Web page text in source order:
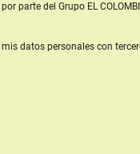
por parte del Grupo EL
datos personales con